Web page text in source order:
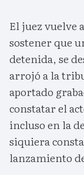
El juez vuelve
sostener que
detenida, se
arrojó a la
aportado
constatar el
incluso en la
siquiera
lanzamiento